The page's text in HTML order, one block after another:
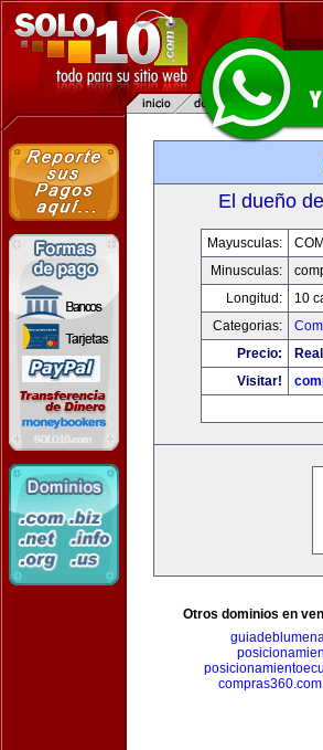
El dueño
Mayusculas:
Minusculas:
Longitud:
10
Categorias:
Precio:
Visitar!
Otros dominios en
compras360.com